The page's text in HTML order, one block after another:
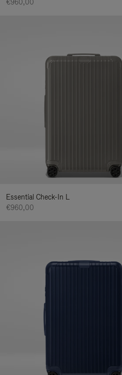
€960,00
Essential Check-In L
€960,00